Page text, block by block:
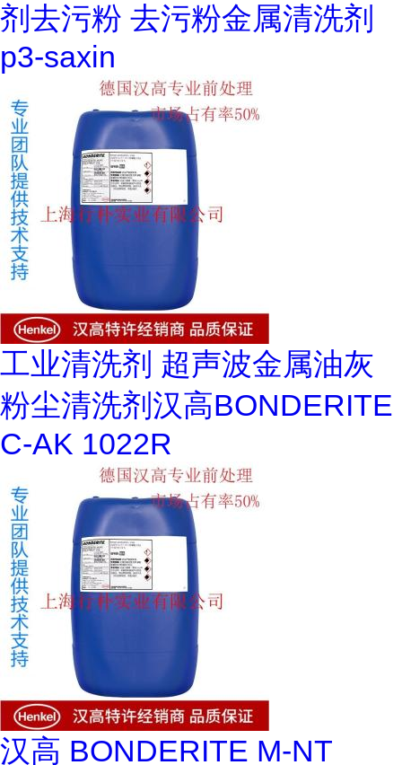
剂去污粉 去污粉金属清洗剂
p3-saxin
工业清洗剂 超声波金属油灰
粉尘清洗剂汉高BONDERITE
C-AK 1022R
汉高 BONDERITE M-NT